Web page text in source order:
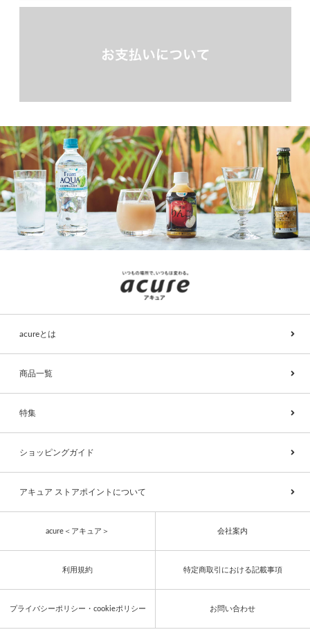
acureとは
商品一覧
特集
ショッピングガイド
アキュア ストアポイントについて
acure＜アキュア＞ 会社案内
利用規約 特定商取引における記載事項
プライバシーポリシー・cookieポリシー お問い合わせ